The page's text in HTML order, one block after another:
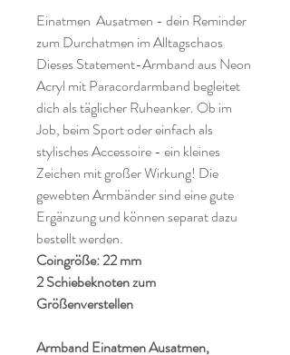
Einatmen Ausatmen - dein Reminder
zum Durchatmen im Alltagschaos
Dieses Statement-Armband aus Neon
Acryl mit Paracordarmband begleitet
dich als täglicher Ruheanker. Ob im
Job, beim Sport oder einfach als
stylisches Accessoire - ein kleines
Zeichen mit großer Wirkung! Die
gewebten Armbänder sind eine gute
Ergänzung und können separat dazu
bestellt werden.
Coingröße: 22 mm
2 Schiebeknoten zum
Größenverstellen
Armband Einatmen Ausatmen,